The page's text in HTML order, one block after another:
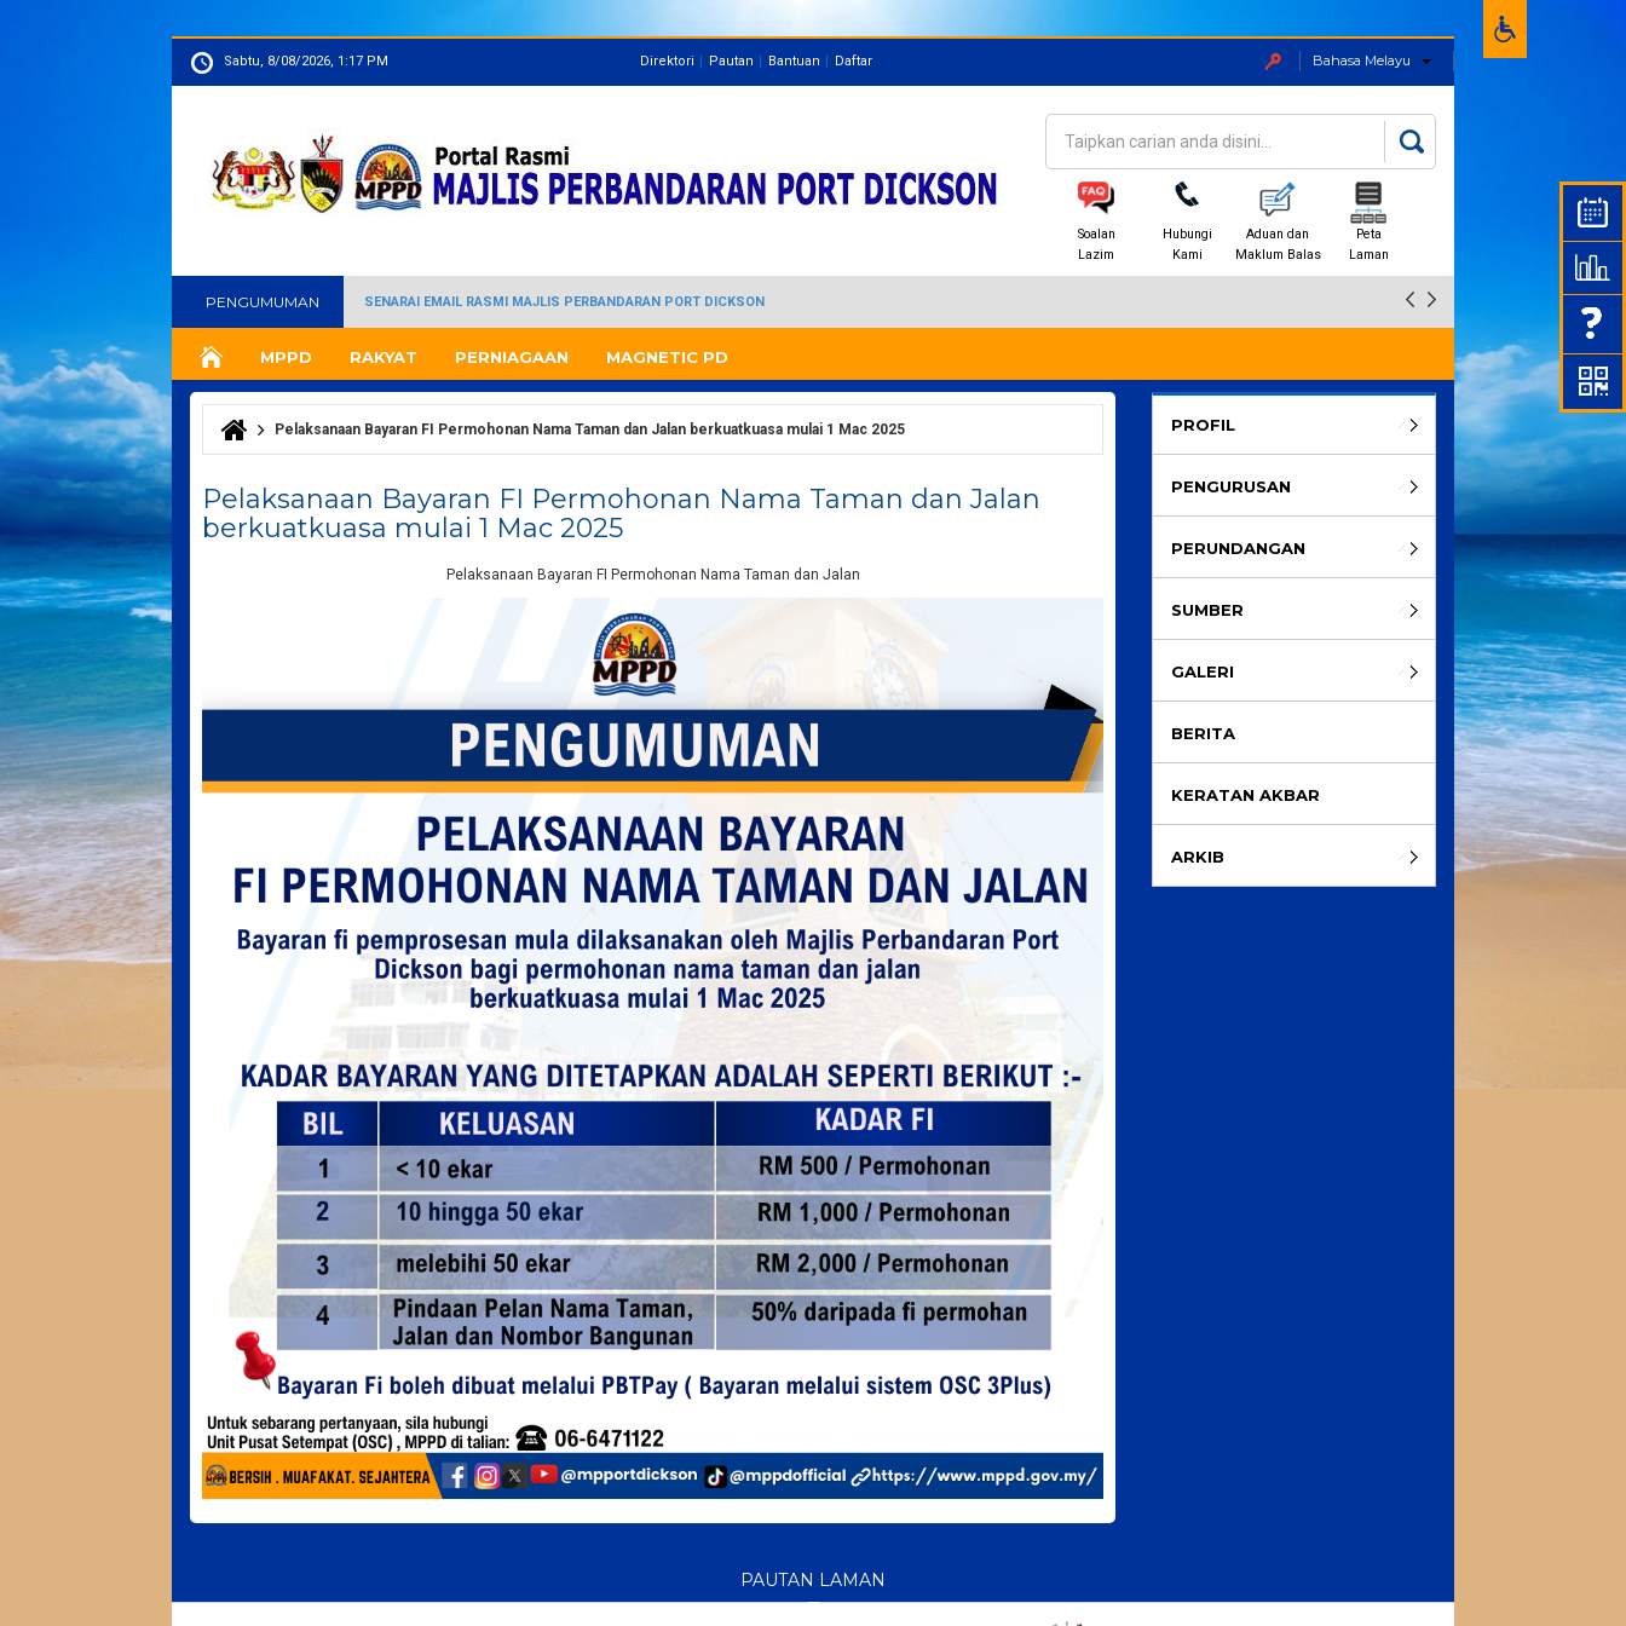
Sabtu, 8/08/2026, 1:17 PM Direktori Pautan Bantuan Daftar Bahasa Melayu
Soalan
Lazim
Hubungi
Kami
Aduan dan
Maklum Balas
Peta
Laman
Borang carian
Carian
PENGUMUMAN SENARAI EMAIL RASMI MAJLIS PERBANDARAN PORT DICKSON
MPPD RAKYAT PERNIAGAAN MAGNETIC PD
Anda di sini
Pelaksanaan Bayaran FI Permohonan Nama Taman dan Jalan berkuatkuasa mulai 1 Mac 2025
Pelaksanaan Bayaran FI Permohonan Nama Taman dan Jalan
berkuatkuasa mulai 1 Mac 2025
Pelaksanaan Bayaran FI Permohonan Nama Taman dan Jalan
PROFIL
PENGURUSAN
PERUNDANGAN
SUMBER
GALERI
BERITA
KERATAN AKBAR
ARKIB
PAUTAN LAMAN